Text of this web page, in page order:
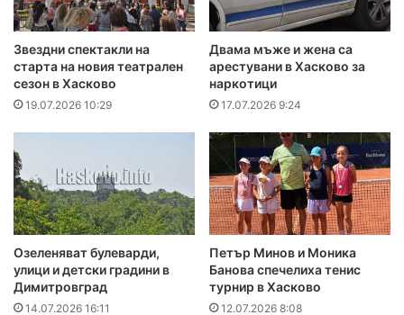
Звездни спектакли на
старта на новия театрален
сезон в Хасково
19.07.2026 10:29
Двама мъже и жена са
арестувани в Хасково за
наркотици
17.07.2026 9:24
Озеленяват булеварди,
улици и детски градини в
Димитровград
14.07.2026 16:11
Петър Минов и Моника
Банова спечелиха тенис
турнир в Хасково
12.07.2026 8:08